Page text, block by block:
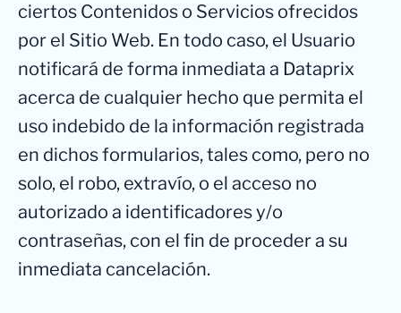
ciertos Contenidos o Servicios ofrecidos
por el Sitio Web. En todo caso, el Usuario
notificará de forma inmediata a Dataprix
acerca de cualquier hecho que permita el
uso indebido de la información registrada
en dichos formularios, tales como, pero no
solo, el robo, extravío, o el acceso no
autorizado a identificadores y/o
contraseñas, con el fin de proceder a su
inmediata cancelación.